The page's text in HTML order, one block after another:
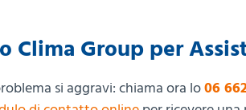
Clima Group per
si aggravi: chiama ora lo06